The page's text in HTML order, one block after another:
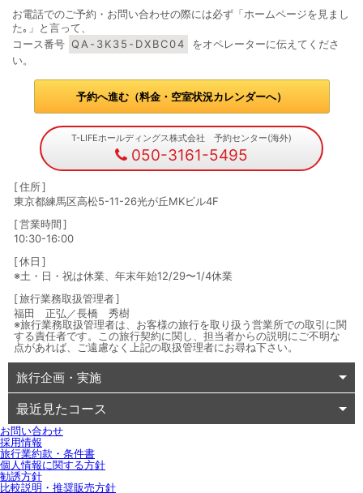
お電話でのご予約・お問い合わせの際には必ず「ホームページを見まし
た｡」と言って、
コース番号 QA-3K35-DXBC04
をオペレーターに伝えてくださ
い。
予約へ進む（料金・空室状況カレンダーへ）
T-LIFEホールディングス株式会社 予約センター(海外)
050-3161-5495
住所
東京都練馬区高松5-11-26光が丘MKビル4F
営業時間
10:30-16:00
休日
※土・日・祝は休業、年末年始12/29〜1/4休業
旅行業務取扱管理者
福田 正弘／長橋 秀樹
※旅行業務取扱管理者は、お客様の旅行を取り扱う営業所での取引に関
する責任者です。この旅行契約に関し、担当者からの説明にご不明な
点があれば、ご遠慮なく上記の取扱管理者にお尋ね下さい。
旅行企画・実施
最近見たコース
お問い合わせ
採用情報
旅行業約款・条件書
個人情報に関する方針
勧誘方針
比較説明・推奨販売方針